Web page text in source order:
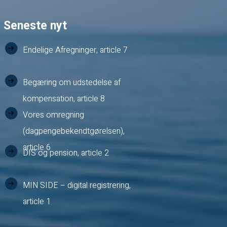
Seneste nyt
Endelige Afregninger, article 7
Begæring om udstedelse af
kompensation, article 8
Vores omregning
(dagpengebekendtgørelsen),
article 6
DIS og pension, article 2
MIN SIDE – digital registrering,
article 1